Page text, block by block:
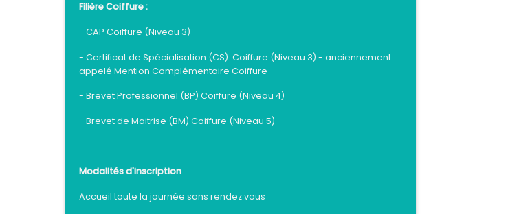
Filière Coiffure :
- CAP Coiffure (Niveau 3)
- Certificat de Spécialisation (CS) Coiffure (Niveau 3) - anciennement
appelé Mention Complémentaire Coiffure
- Brevet Professionnel (BP) Coiffure (Niveau 4)
- Brevet de Maitrise (BM) Coiffure (Niveau 5)
Modalités d'inscription
Accueil toute la journée sans rendez vous